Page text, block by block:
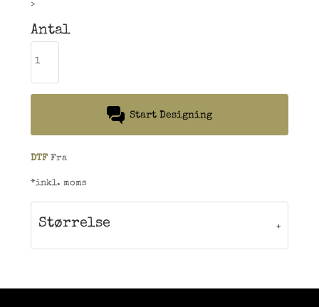
>
Antal
Start Designing
DTF Fra
*inkl. moms
Størrelse